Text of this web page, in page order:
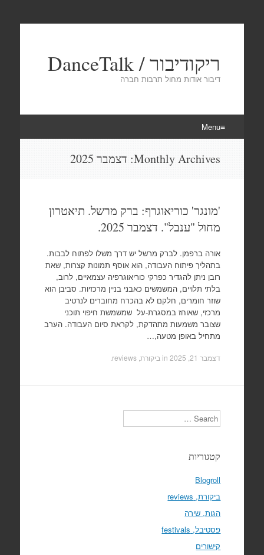
ריקודיבור / DanceTalk
דיבור אודות מחול תרבות חברה
Menu
Monthly Archives: דצמבר 2025
'מונגר' כוריאוגרף: ברק מרשל. תיאטרון
מחול "ענבל". דצמבר 2025.
אורה ברפמן. לברק מרשל יש דרך משלו לפתוח לבבות.
בתהליך פיתוח העבודה, הוא אוסף תמונות קצרות, שאת
רובן ניתן להגדיר כפרקי כוריאוגרפיה עצמאיים, לרוב,
בלתי תלויים, המשמשים כאבני בניין מרכזיות. סביבן הוא
שוזר חומרים, חלקם לא בהכרח מחוברים לנרטיב
מרכזי, שאוחז במסגרת-על שמשמשת חיפוי תוכני
שצובר משמעות מתהדקת, לקראת סיום העבודה. הערב
מתחיל באופן מטעה,…
דצמבר 21, 2025 in ביקורת, reviews
Search
קטגוריות
Blogroll
ביקורת, reviews
הגות, שירה
פסטיבל, festivals
קישורים